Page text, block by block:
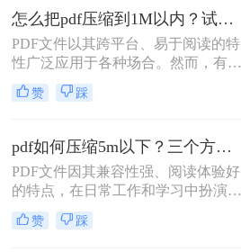
PDF太大如何缩小呢？本文将介绍两
种简单而有效的方法，帮助你解决这
个问题。
怎么把pdf压缩到1M以内？试试这2种方法吧！
PDF文件以其跨平台、易于阅读的特
性广泛应用于各种场合。然而，有时
我们需要将PDF文件压缩到特定大
小，如1M以内，以满足上传、发送或
1M以内呢？本文将为您介绍几种有效
的PDF压缩方法，帮助您轻松将PDF
文件压缩到1M以内。
赞 踩
pdf如何压缩5m以下？三个方法值得一试！
PDF文件因其兼容性强、阅读体验好
的特点，在日常工作和学习中扮演着
重要角色。然而，随着文件内容的丰
富，PDF文件的大小也可能急剧增
赞 踩